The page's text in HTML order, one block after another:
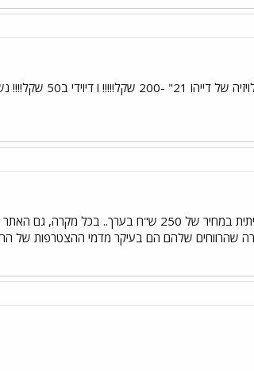
חבר שלי זכה שם לפני
גם אני מכיר מישהי שזכתה במערכת קולנוע בייתית
שלהם הם בעיקר מדמי ההצטרפות של